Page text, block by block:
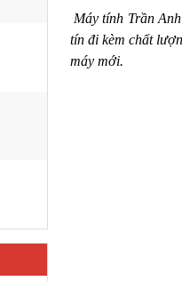
Máy tính Trần
tín đi kèm chất
máy mới.